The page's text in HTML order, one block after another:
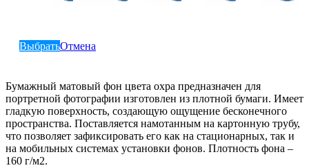
ВыбратьОтмена
Бумажный матовый фон цвета охра предназначен для
портретной фотографии изготовлен из плотной бумаги. Имеет
гладкую поверхность, создающую ощущение бесконечного
пространства. Поставляется намотанным на картонную трубу,
что позволяет зафиксировать его как на стационарных, так и
на мобильных системах установки фонов. Плотность фона –
160 г/м2.